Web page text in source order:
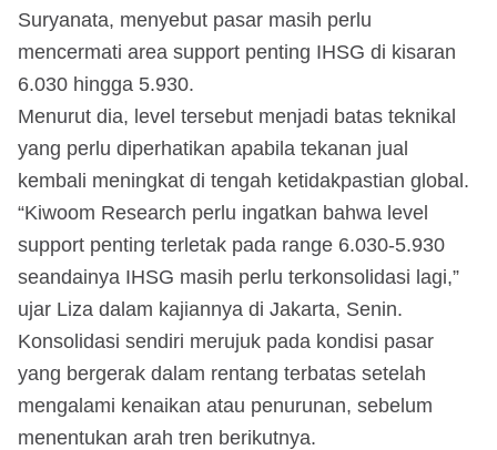
Suryanata, menyebut pasar masih perlu
mencermati area support penting IHSG di kisaran
6.030 hingga 5.930.
Menurut dia, level tersebut menjadi batas teknikal
yang perlu diperhatikan apabila tekanan jual
kembali meningkat di tengah ketidakpastian global.
“Kiwoom Research perlu ingatkan bahwa level
support penting terletak pada range 6.030-5.930
seandainya IHSG masih perlu terkonsolidasi lagi,”
ujar Liza dalam kajiannya di Jakarta, Senin.
Konsolidasi sendiri merujuk pada kondisi pasar
yang bergerak dalam rentang terbatas setelah
mengalami kenaikan atau penurunan, sebelum
menentukan arah tren berikutnya.